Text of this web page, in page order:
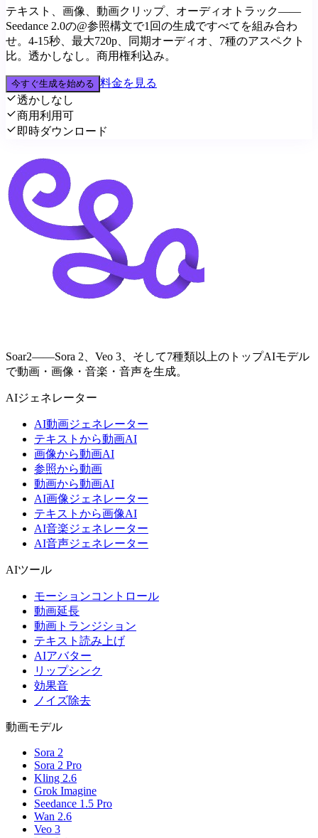
テキスト、画像、動画クリップ、オーディオトラック——
Seedance 2.0の@参照構文で1回の生成ですべてを組み合わ
せ。4-15秒、最大720p、同期オーディオ、7種のアスペクト
比。透かしなし。商用権利込み。
今すぐ生成を始める 料金を見る
透かしなし
商用利用可
即時ダウンロード
Soar2——Sora 2、Veo 3、そして7種類以上のトップAIモデル
で動画・画像・音楽・音声を生成。
AIジェネレーター
AI動画ジェネレーター
テキストから動画AI
画像から動画AI
参照から動画
動画から動画AI
AI画像ジェネレーター
テキストから画像AI
AI音楽ジェネレーター
AI音声ジェネレーター
AIツール
モーションコントロール
動画延長
動画トランジション
テキスト読み上げ
AIアバター
リップシンク
効果音
ノイズ除去
動画モデル
Sora 2
Sora 2 Pro
Kling 2.6
Grok Imagine
Seedance 1.5 Pro
Wan 2.6
Veo 3